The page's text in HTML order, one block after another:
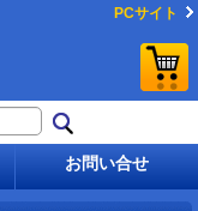
PCサイト
お問い合せ